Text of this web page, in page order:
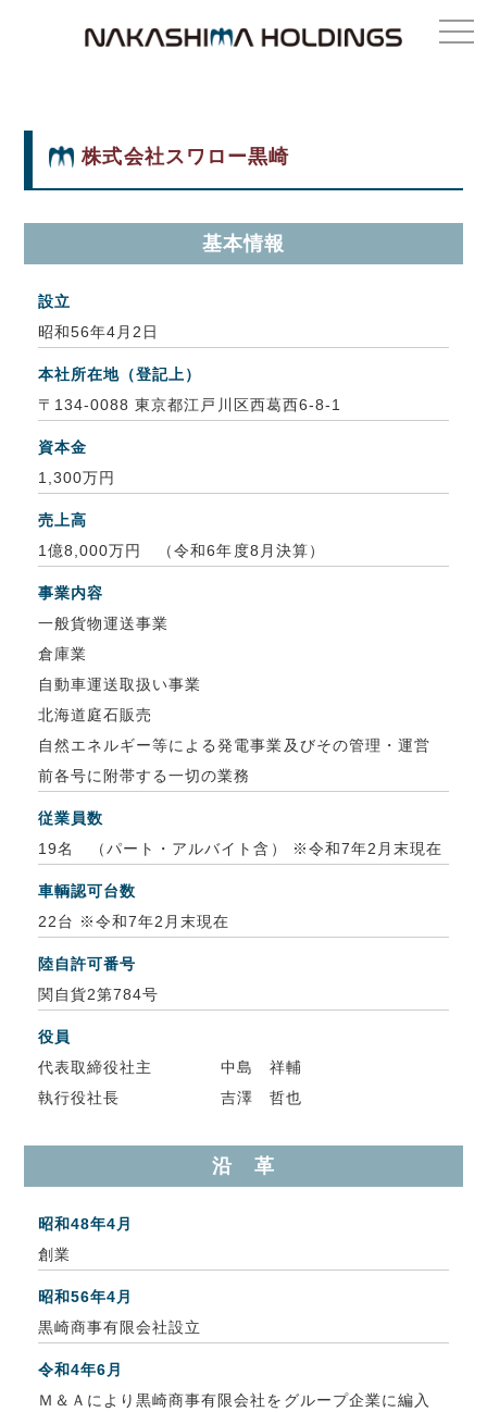
株式会社スワロー黒崎
基本情報
設立
昭和56年4月2日
本社所在地（登記上）
〒134-0088 東京都江戸川区西葛西6-8-1
資本金
1,300万円
売上高
1億8,000万円 （令和6年度8月決算）
事業内容
一般貨物運送事業
倉庫業
自動車運送取扱い事業
北海道庭石販売
自然エネルギー等による発電事業及びその管理・運営
前各号に附帯する一切の業務
従業員数
19名 （パート・アルバイト含） ※令和7年2月末現在
車輌認可台数
22台 ※令和7年2月末現在
陸自許可番号
関自貨2第784号
役員
代表取締役社主
中島 祥輔
執行役社長
吉澤 哲也
沿 革
昭和48年4月
創業
昭和56年4月
黒崎商事有限会社設立
令和4年6月
Ｍ＆Ａにより黒崎商事有限会社をグループ企業に編入